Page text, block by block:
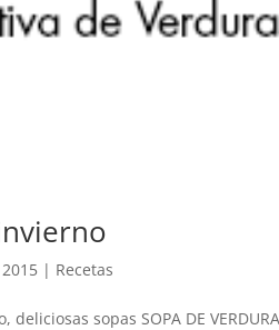
| Recetas
deliciosas sopas SOPA DE